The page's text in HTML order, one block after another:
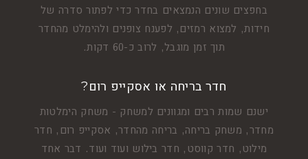
בחפצים שונים הנמצאים בחדר כדי לפתור סדרה של
חידות, למצוא רמזים, לפענח צופנים ולהימלט מהחדר
תוך זמן מוגבל, לרוב כ-60 דקות.
חדר בריחה או אסקייפ רום?
ישנם שמות רבים ומגוונים למשחק - משחק הימלטות
מחדר, משחק בריחה, בריחה מהחדר, אסקייפ רום, חדר
מילוט, חדר קווסט, חדר בילוש ועוד ועוד. דבר אחד